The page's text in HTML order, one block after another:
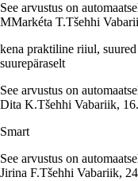
See arvustus on
MMarkéta T.Tšehhi
kena praktiline riiul,
suurepäraselt
See arvustus on
Dita K.Tšehhi Vabariik,
Smart
See arvustus on
Jirina F.Tšehhi Vabariik,